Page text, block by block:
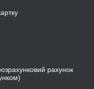
рахунок